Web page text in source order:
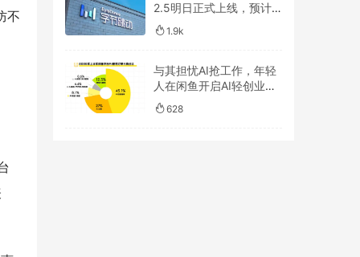
不
2.5明日正式上线，预计
一周后开放API
1.9k
与其担忧AI抢工作，年轻
人在闲鱼开启AI轻创业浪
潮
628